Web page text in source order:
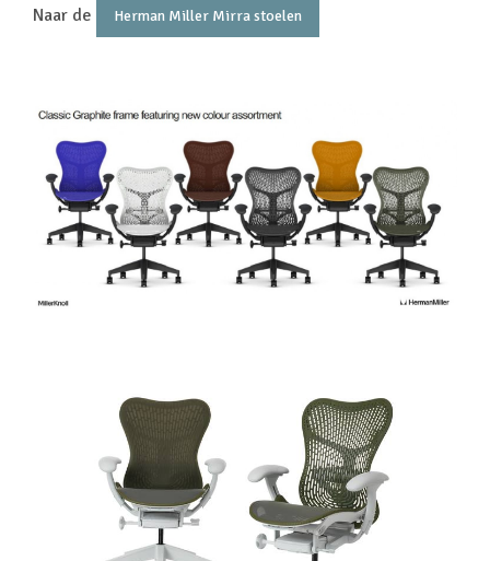
Naar de Herman Miller Mirra stoelen